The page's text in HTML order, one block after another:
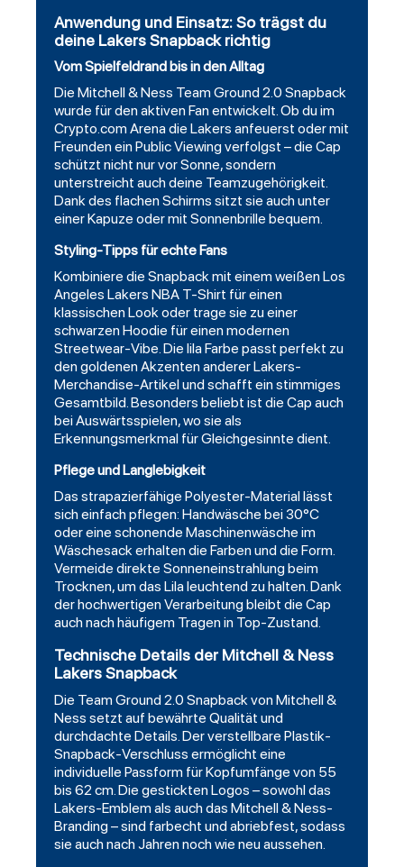
Anwendung und Einsatz: So trägst du
deine Lakers Snapback richtig
Vom Spielfeldrand bis in den Alltag
Die Mitchell & Ness Team Ground 2.0 Snapback
wurde für den aktiven Fan entwickelt. Ob du im
Crypto.com Arena die Lakers anfeuerst oder mit
Freunden ein Public Viewing verfolgst – die Cap
schützt nicht nur vor Sonne, sondern
unterstreicht auch deine Teamzugehörigkeit.
Dank des flachen Schirms sitzt sie auch unter
einer Kapuze oder mit Sonnenbrille bequem.
Styling-Tipps für echte Fans
Kombiniere die Snapback mit einem weißen Los
Angeles Lakers NBA T-Shirt für einen
klassischen Look oder trage sie zu einer
schwarzen Hoodie für einen modernen
Streetwear-Vibe. Die lila Farbe passt perfekt zu
den goldenen Akzenten anderer Lakers-
Merchandise-Artikel und schafft ein stimmiges
Gesamtbild. Besonders beliebt ist die Cap auch
bei Auswärtsspielen, wo sie als
Erkennungsmerkmal für Gleichgesinnte dient.
Pflege und Langlebigkeit
Das strapazierfähige Polyester-Material lässt
sich einfach pflegen: Handwäsche bei 30°C
oder eine schonende Maschinenwäsche im
Wäschesack erhalten die Farben und die Form.
Vermeide direkte Sonneneinstrahlung beim
Trocknen, um das Lila leuchtend zu halten. Dank
der hochwertigen Verarbeitung bleibt die Cap
auch nach häufigem Tragen in Top-Zustand.
Technische Details der Mitchell & Ness
Lakers Snapback
Die Team Ground 2.0 Snapback von Mitchell &
Ness setzt auf bewährte Qualität und
durchdachte Details. Der verstellbare Plastik-
Snapback-Verschluss ermöglicht eine
individuelle Passform für Kopfumfänge von 55
bis 62 cm. Die gestickten Logos – sowohl das
Lakers-Emblem als auch das Mitchell & Ness-
Branding – sind farbecht und abriebfest, sodass
sie auch nach Jahren noch wie neu aussehen.